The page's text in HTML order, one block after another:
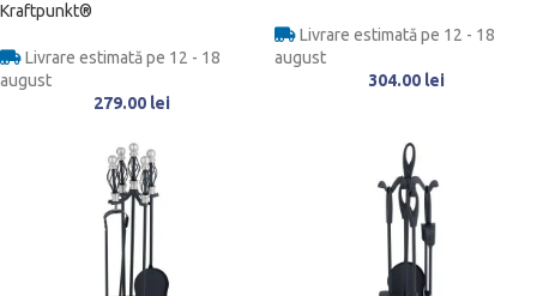
Kraftpunkt®
Livrare estimată pe 12 - 18
august
279.00 lei
Livrare estimată pe 12 - 18
august
304.00 lei